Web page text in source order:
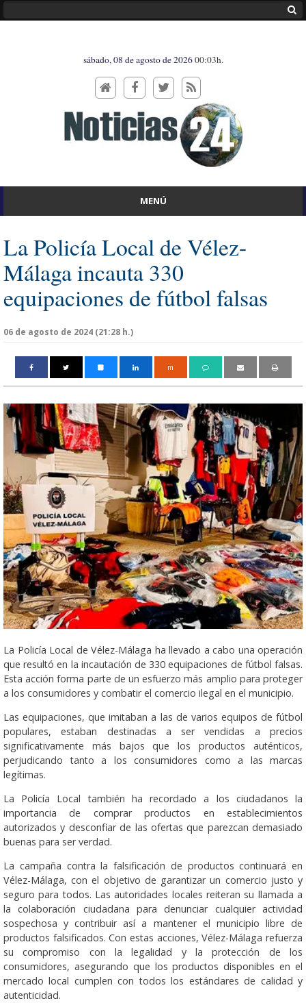
sábado, 08 de agosto de 202600:03h.
MENÚ
La Policía Local de Vélez-
Málaga incauta 330
equipaciones de fútbol falsas
06 de agosto de 2024 (21:28 h.)
m
La Policía Local de Vélez-Málaga ha llevado a cabo una operación
que resultó en la incautación de 330 equipaciones de fútbol falsas.
Esta acción forma parte de un esfuerzo más amplio para proteger
a los consumidores y combatir el comercio ilegal en el municipio.
Las equipaciones, que imitaban a las de varios equipos de fútbol
populares, estaban destinadas a ser vendidas a precios
significativamente más bajos que los productos auténticos,
perjudicando tanto a los consumidores como a las marcas
legítimas.
La Policía Local también ha recordado a los ciudadanos la
importancia de comprar productos en establecimientos
autorizados y desconfiar de las ofertas que parezcan demasiado
buenas para ser verdad.
La campaña contra la falsificación de productos continuará en
Vélez-Málaga, con el objetivo de garantizar un comercio justo y
seguro para todos. Las autoridades locales reiteran su llamada a
la colaboración ciudadana para denunciar cualquier actividad
sospechosa y contribuir así a mantener el municipio libre de
productos falsificados. Con estas acciones, Vélez-Málaga refuerza
su compromiso con la legalidad y la protección de los
consumidores, asegurando que los productos disponibles en el
mercado local cumplen con todos los estándares de calidad y
autenticidad.